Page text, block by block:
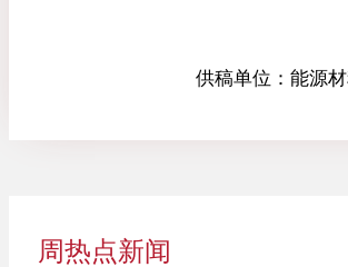
供稿单位： 能源
周热点新闻